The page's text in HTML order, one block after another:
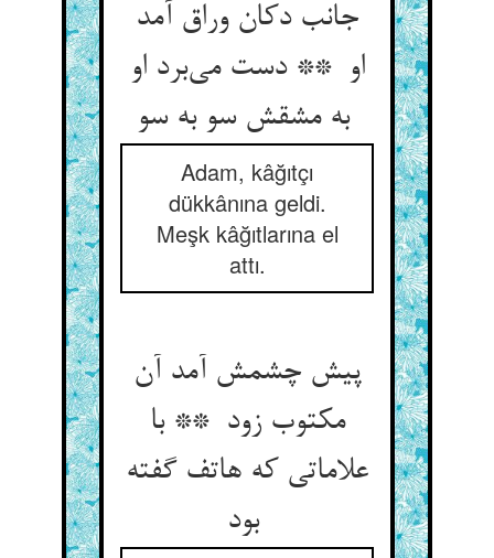
جانب دکان وراق آمد
او ** دست می‌برد او
به مشقش سو به سو
Adam, kâğıtçı
dükkânına geldi.
Meşk kâğıtlarına el
attı.
پیش چشمش آمد آن
مکتوب زود ** با
علاماتی که هاتف گفته
بود